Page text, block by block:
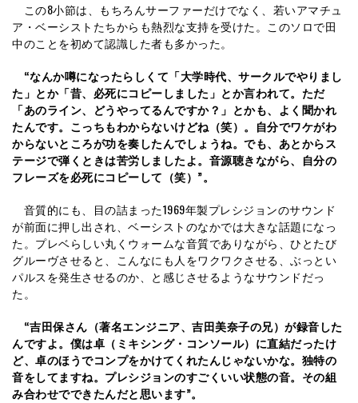
この8小節は、もちろんサーファーだけでなく、若いアマチュ
ア・ベーシストたちからも熱烈な支持を受けた。このソロで田
中のことを初めて認識した者も多かった。
“なんか噂になったらしくて「大学時代、サークルでやりまし
た」とか「昔、必死にコピーしました」とか言われて。ただ
「あのライン、どうやってるんですか？」とかも、よく聞かれ
たんです。こっちもわからないけどね（笑）。自分でワケがわ
からないところが功を奏したんでしょうね。でも、あとからス
テージで弾くときは苦労しましたよ。音源聴きながら、自分の
フレーズを必死にコピーして（笑）”。
音質的にも、目の詰まった1969年製プレシジョンのサウンド
が前面に押し出され、ベーシストのなかでは大きな話題になっ
た。プレベらしい丸くウォームな音質でありながら、ひとたび
グルーヴさせると、こんなにも人をワクワクさせる、ぶっとい
パルスを発生させるのか、と感じさせるようなサウンドだっ
た。
“吉田保さん（著名エンジニア、吉田美奈子の兄）が録音した
んですよ。僕は卓（ミキシング・コンソール）に直結だったけ
ど、卓のほうでコンプをかけてくれたんじゃないかな。独特の
音をしてますね。プレシジョンのすごくいい状態の音。その組
み合わせでできたんだと思います”。